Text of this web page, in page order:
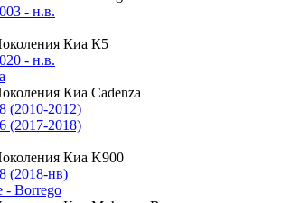
- н.в.
Киа К5
- н.в.
Киа Cadenza
(2010-2012)
(2017-2018)
Киа K900
(2018-нв)
- Borrego